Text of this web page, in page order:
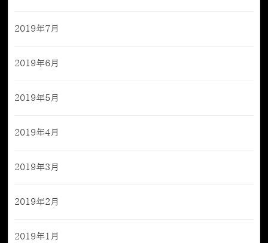
2019年7月
2019年6月
2019年5月
2019年4月
2019年3月
2019年2月
2019年1月